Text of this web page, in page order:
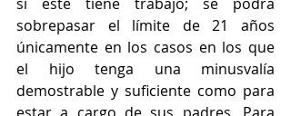
sobrepasar el límite de 21 años
únicamente en los casos en los que
el hijo tenga una minusvalía
demostrable y suficiente como para